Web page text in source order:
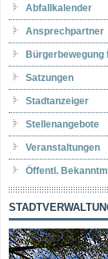
Abfallkalender
Ansprechpartner
Bürgerbewegung
Satzungen
Stadtanzeiger
Stellenangebote
Veranstaltungen
Öffentl.